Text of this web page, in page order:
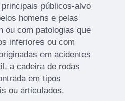
públicos-alvo
homens e pelas
ou com patologias que
inferiores ou com
em acidentes
a cadeira de rodas
em tipos
ou articulados.